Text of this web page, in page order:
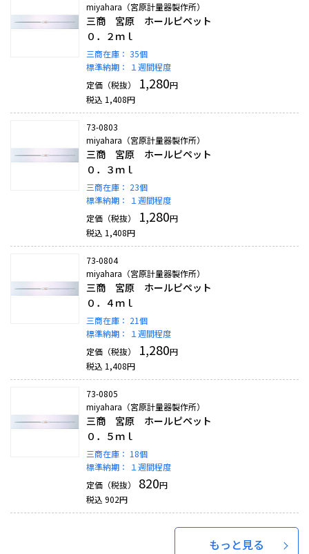
miyahara（宮原計量器製作所）
三商 宮原 ホールピペット
０．２ｍｌ
三商在庫： 35個
標準納期：
１週間程度
定価（税抜）
1,280円
税込 1,408円
73-0803
miyahara（宮原計量器製作所）
三商 宮原 ホールピペット
０．３ｍｌ
三商在庫： 23個
標準納期：
１週間程度
定価（税抜）
1,280円
税込 1,408円
73-0804
miyahara（宮原計量器製作所）
三商 宮原 ホールピペット
０．４ｍｌ
三商在庫： 21個
標準納期：
１週間程度
定価（税抜）
1,280円
税込 1,408円
73-0805
miyahara（宮原計量器製作所）
三商 宮原 ホールピペット
０．５ｍｌ
三商在庫： 18個
標準納期：
１週間程度
定価（税抜）
820円
税込 902円
もっと見る